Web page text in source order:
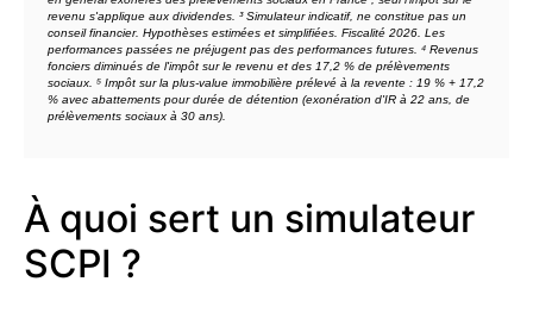
revenu s'applique aux dividendes. ³ Simulateur indicatif, ne constitue pas un
conseil financier. Hypothèses estimées et simplifiées. Fiscalité 2026. Les
performances passées ne préjugent pas des performances futures. ⁴ Revenus
fonciers diminués de l'impôt sur le revenu et des 17,2 % de prélèvements
sociaux. ⁵ Impôt sur la plus-value immobilière prélevé à la revente : 19 % + 17,2
% avec abattements pour durée de détention (exonération d'IR à 22 ans, de
prélèvements sociaux à 30 ans).
À quoi sert un simulateur
SCPI ?